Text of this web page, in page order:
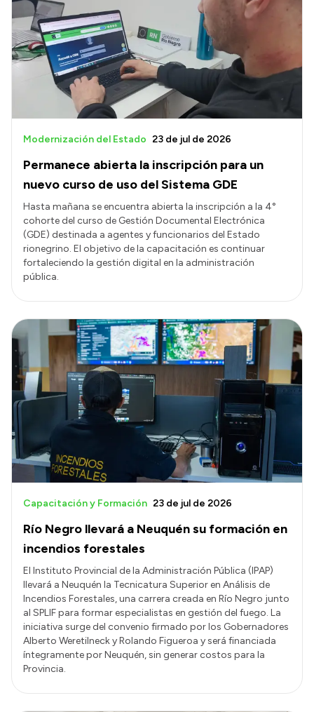
Permanece abierta la inscripción para un
nuevo curso de uso del Sistema GDE
Modernización del Estado 23 de jul de 2026
Hasta mañana se encuentra abierta la inscripción a la 4°
cohorte del curso de Gestión Documental Electrónica
(GDE) destinada a agentes y funcionarios del Estado
rionegrino. El objetivo de la capacitación es continuar
fortaleciendo la gestión digital en la administración
pública.
Río Negro llevará a Neuquén su formación en
incendios forestales
Capacitación y Formación 23 de jul de 2026
El Instituto Provincial de la Administración Pública (IPAP)
llevará a Neuquén la Tecnicatura Superior en Análisis de
Incendios Forestales, una carrera creada en Río Negro junto
al SPLIF para formar especialistas en gestión del fuego. La
iniciativa surge del convenio firmado por los Gobernadores
Alberto Weretilneck y Rolando Figueroa y será financiada
íntegramente por Neuquén, sin generar costos para la
Provincia.